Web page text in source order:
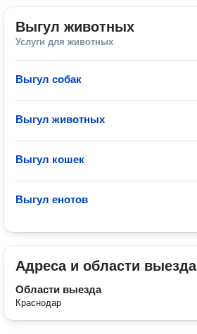
Выгул животных
Услуги для животных
Выгул собак
Выгул животных
Выгул кошек
Выгул енотов
Адреса и области выезда
Области выезда
Краснодар